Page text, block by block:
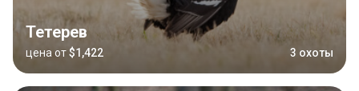
Тетерев
цена от$1,422 3 охоты